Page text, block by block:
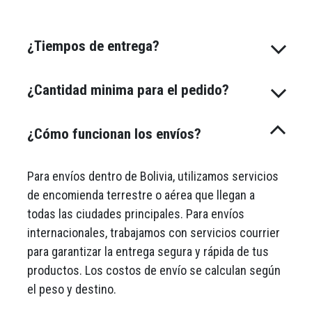
¿Tiempos de entrega?
¿Cantidad minima para el pedido?
¿Cómo funcionan los envíos?
Para envíos dentro de Bolivia, utilizamos servicios
de encomienda terrestre o aérea que llegan a
todas las ciudades principales. Para envíos
internacionales, trabajamos con servicios courrier
para garantizar la entrega segura y rápida de tus
productos. Los costos de envío se calculan según
el peso y destino.